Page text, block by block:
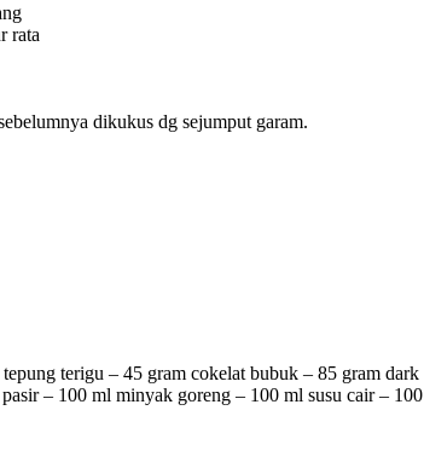
rata
dikukus dg sejumput garam.
terigu – 45 gram cokelat bubuk – 85 gram dark
– 100 ml minyak goreng – 100 ml susu cair – 100